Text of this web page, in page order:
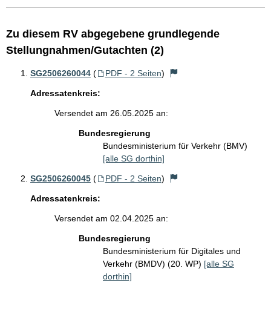
Zu diesem RV abgegebene grundlegende
Stellungnahmen/Gutachten (2)
SG2506260044 ( PDF - 2 Seiten)
Adressatenkreis:
Versendet am 26.05.2025 an:
Bundesregierung
Bundesministerium für Verkehr (BMV)
[alle SG dorthin]
SG2506260045 ( PDF - 2 Seiten)
Adressatenkreis:
Versendet am 02.04.2025 an:
Bundesregierung
Bundesministerium für Digitales und
Verkehr (BMDV) (20. WP) [alle SG
dorthin]